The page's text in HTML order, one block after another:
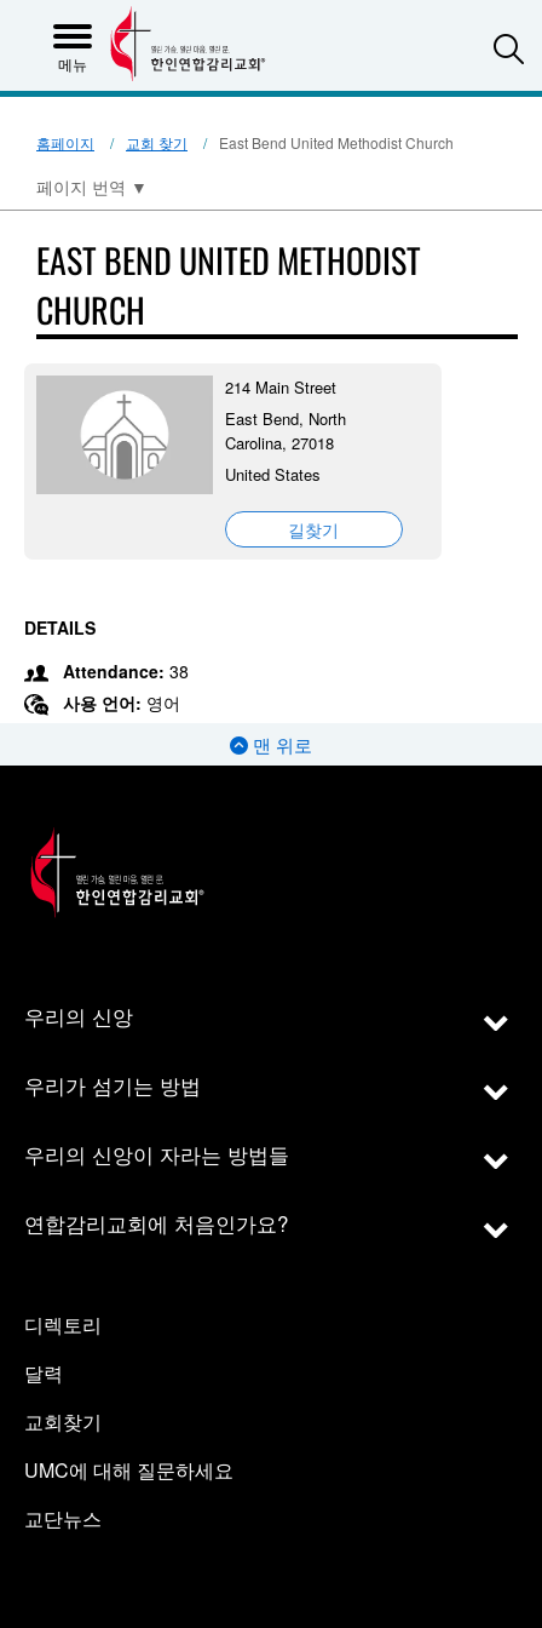
메뉴
홈페이지 교회 찾기 East Bend United Methodist Church
페이지 번역 ▼
EAST BEND UNITED METHODIST
CHURCH
214 Main Street
East Bend, North
Carolina, 27018
United States
길찾기
DETAILS
Attendance: 38
사용 언어: 영어
맨 위로
우리의 신앙
우리가 섬기는 방법
우리의 신앙이 자라는 방법들
연합감리교회에 처음인가요?
디렉토리
달력
교회찾기
UMC에 대해 질문하세요
교단뉴스